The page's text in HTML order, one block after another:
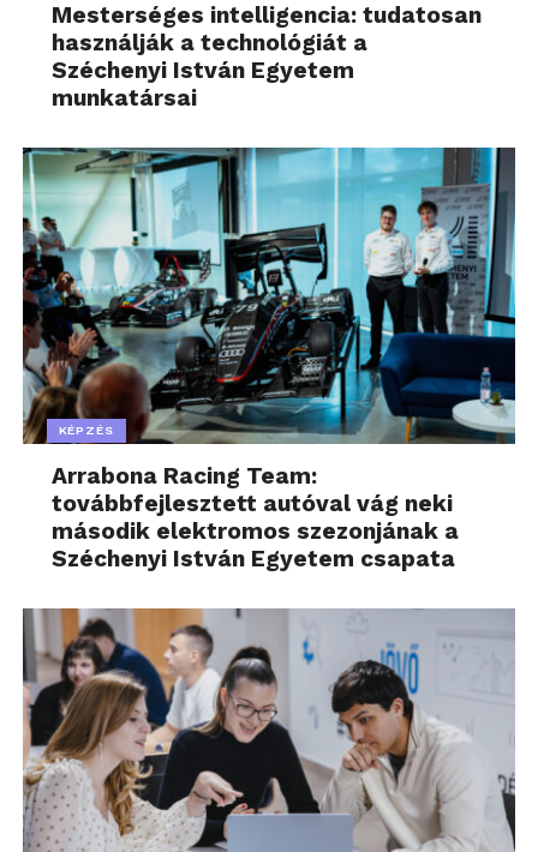
Mesterséges intelligencia: tudatosan
használják a technológiát a
Széchenyi István Egyetem
munkatársai
KÉPZÉS
Arrabona Racing Team:
továbbfejlesztett autóval vág neki
második elektromos szezonjának a
Széchenyi István Egyetem csapata